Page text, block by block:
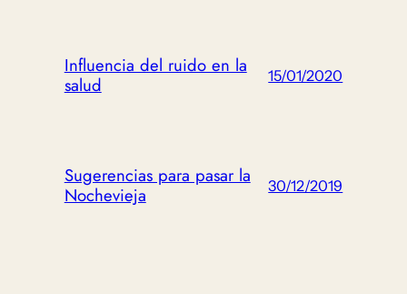
Influencia del ruido en la
salud
15/01/2020
Sugerencias para pasar la
Nochevieja
30/12/2019